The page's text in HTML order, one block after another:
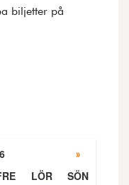
biljetter på
»
LÖR SÖN